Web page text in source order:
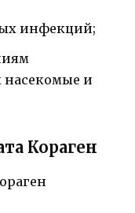
инфекций;
насекомые и
Кораген